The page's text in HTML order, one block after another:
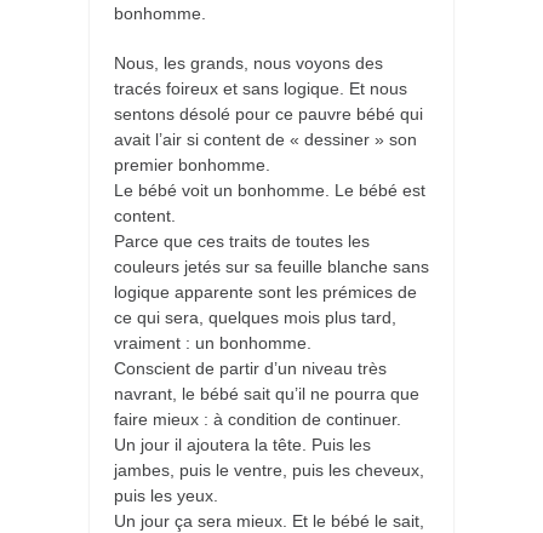
bonhomme.
Nous, les grands, nous voyons des
tracés foireux et sans logique. Et nous
sentons désolé pour ce pauvre bébé qui
avait l’air si content de « dessiner » son
premier bonhomme.
Le bébé voit un bonhomme. Le bébé est
content.
Parce que ces traits de toutes les
couleurs jetés sur sa feuille blanche sans
logique apparente sont les prémices de
ce qui sera, quelques mois plus tard,
vraiment : un bonhomme.
Conscient de partir d’un niveau très
navrant, le bébé sait qu’il ne pourra que
faire mieux : à condition de continuer.
Un jour il ajoutera la tête. Puis les
jambes, puis le ventre, puis les cheveux,
puis les yeux.
Un jour ça sera mieux. Et le bébé le sait,